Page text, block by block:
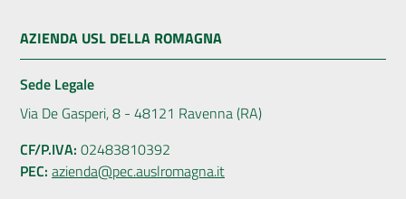
AZIENDA USL DELLA ROMAGNA
Sede Legale
Via De Gasperi, 8 - 48121 Ravenna (RA)
CF/P.IVA: 02483810392
PEC: azienda@pec.auslromagna.it